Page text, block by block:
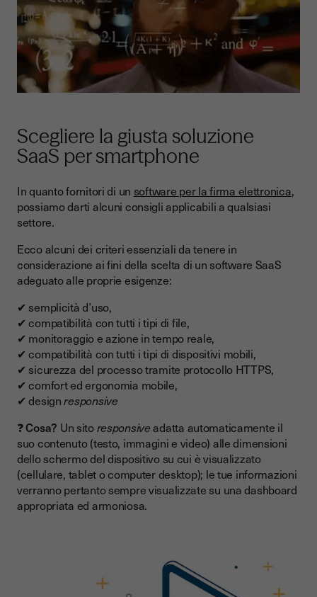
Scegliere la giusta soluzione
SaaS per smartphone
In quanto fornitori di un software per la firma elettronica,
possiamo darti alcuni consigli applicabili a qualsiasi
settore.
Ecco alcuni dei criteri essenziali da tenere in
considerazione ai fini della scelta di un software SaaS
adeguato alle proprie esigenze:
✔ semplicità d’uso,
✔ compatibilità con tutti i tipi di file,
✔ monitoraggio e azione in tempo reale,
✔ compatibilità con tutti i tipi di dispositivi mobili,
✔ sicurezza del processo tramite protocollo HTTPS,
✔ comfort ed ergonomia mobile,
✔ designresponsive
❓Cosa? Un sitoresponsiveadatta automaticamente il
suo contenuto (testo, immagini e video) alle dimensioni
dello schermo del dispositivo su cui è visualizzato
(cellulare, tablet o computer desktop); le tue informazioni
verranno pertanto sempre visualizzate su una dashboard
appropriata ed armoniosa.